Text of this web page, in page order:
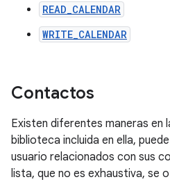
READ_CALENDAR
WRITE_CALENDAR
Contactos
Existen diferentes maneras en
biblioteca incluida en ella,
usuario relacionados con sus
lista, que no es exhaustiva, se